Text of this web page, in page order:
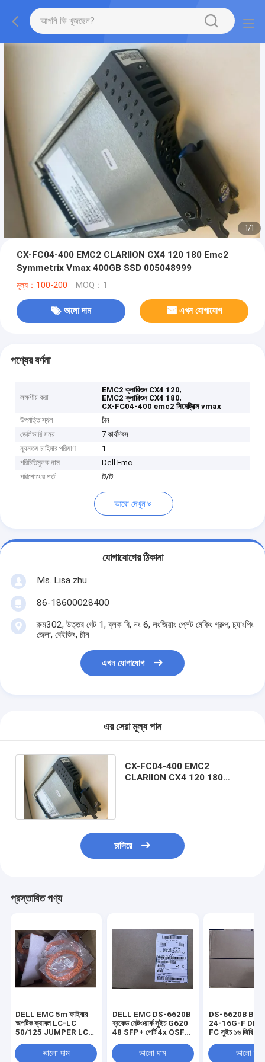
1/1
CX-FC04-400 EMC2 CLARIION CX4 120 180 Emc2
Symmetrix Vmax 400GB SSD 005048999
মূল্য：100-200 MOQ：1
ভালো দাম এখন যোগাযোগ
পণ্যের বর্ণনা
লক্ষণীয় করা
EMC2 ক্লারিওন CX4 120,
EMC2 ক্লারিওন CX4 180,
CX-FC04-400 emc2 সিমেট্রিক্স vmax
উৎপত্তি স্থল
চীন
ডেলিভারি সময়
7 কার্যদিবস
ন্যূনতম চাহিদার পরিমাণ
1
পরিচিতিমুলক নাম
Dell Emc
পরিশোধের শর্ত
টি/টি
আরো দেখুন
যোগাযোগের ঠিকানা
Ms. Lisa zhu
86-18600028400
রুম302, উত্তর গেট 1, ব্লক বি, নং 6, লংজিয়াং প্লেট মেকিং গ্রুপ, চ্যাংপিং
জেলা, বেইজিং, চীন
এখন যোগাযোগ
এর সেরা মূল্য পান
CX-FC04-400 EMC2
CLARIION CX4 120 180
চালিয়ে
প্রস্তাবিত পণ্য
DELL EMC 5m ফাইবার
অপটিক ক্যাবল LC-LC
50/125 JUMPER LC
038-003-739
ভালো দাম
DELL EMC DS-6620B
ব্রকেড নেটওয়ার্ক সুইচ G620
48 SFP+ পোর্ট 4x QSFP
ভালো দাম
DS-6620B BR-
24-16G-F
FC সুইচ ১৬ জিবি
ভালো দাম